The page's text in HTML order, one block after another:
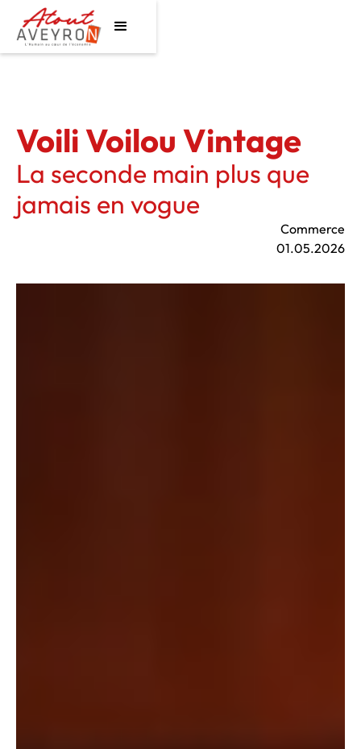
Voili Voilou Vintage
La seconde main plus que
jamais en vogue
Commerce
01.05.2026